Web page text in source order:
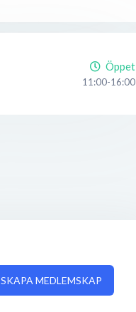
Öppet
11:00-16:00
SKAPA MEDLEMSKAP